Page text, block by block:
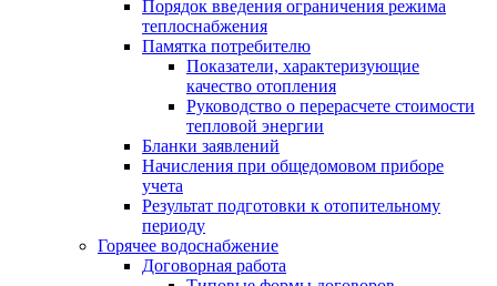
Порядок введения ограничения режима
теплоснабжения
Памятка потребителю
Показатели, характеризующие
качество отопления
Руководство о перерасчете стоимости
тепловой энергии
Бланки заявлений
Начисления при общедомовом приборе
учета
Результат подготовки к отопительному
периоду
Горячее водоснабжение
Договорная работа